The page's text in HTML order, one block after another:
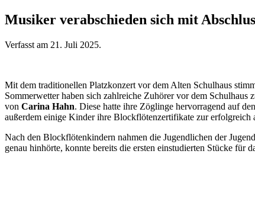
Musiker verabschieden sich mit
Verfasst am 21. Juli 2025.
Mit dem traditionellen Platzkonzert vor dem Alten Schulhaus
Sommerwetter haben sich zahlreiche Zuhörer vor dem
von Carina Hahn. Diese hatte ihre Zöglinge hervorragend auf
außerdem einige Kinder ihre Blockflötenzertifikate zur erfolgreich
Nach den Blockflötenkindern nahmen die Jugendlichen der
genau hinhörte, konnte bereits die ersten einstudierten Stücke für